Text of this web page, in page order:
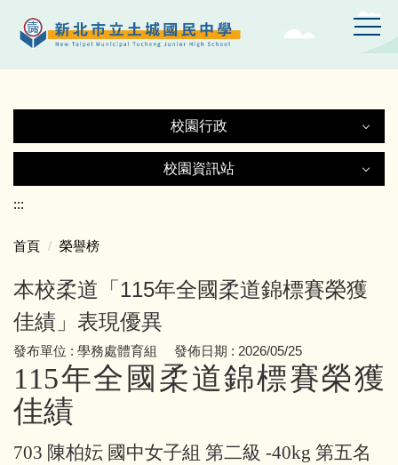
到
要
容
校園行政
附設幼兒園
師生園地
資訊服務
校園行事曆
校園資訊站
土中YT頻道
線上設備報修
專科教室登記
教師及班級課表
:::
首頁 榮譽榜
本校柔道「115年全國柔道錦標賽榮獲
佳績」表現優異
發布單位 : 學務處體育組 發佈日期 : 2026/05/25
115年全國柔道錦標賽榮獲
佳績
703 陳柏妘 國中女子組 第二級 -40kg 第五名